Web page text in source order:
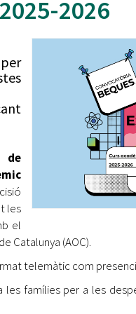
Accés
Dades
Entitats
Equipaments
Mercats
Webs
2026
de
les
el
Catalunya (AOC).
telemàtic com
famílies per a les